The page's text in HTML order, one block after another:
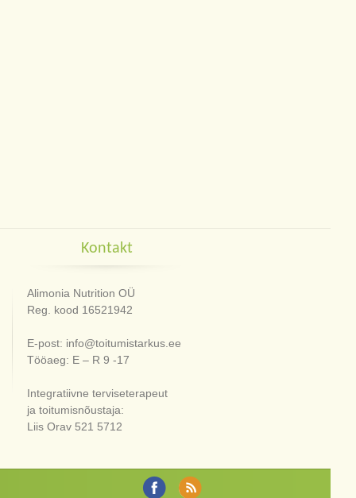
Kontakt
Alimonia Nutrition OÜ
Reg. kood 16521942
E-post: info@toitumistarkus.ee
Tööaeg: E – R 9 -17
Integratiivne terviseterapeut
ja toitumisnõustaja:
Liis Orav 521 5712